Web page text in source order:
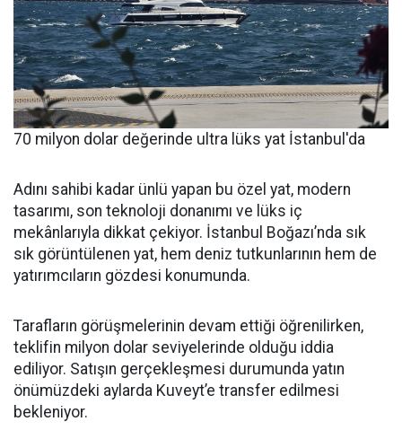
70 milyon dolar değerinde ultra lüks yat İstanbul'da
Adını sahibi kadar ünlü yapan bu özel yat, modern
tasarımı, son teknoloji donanımı ve lüks iç
mekânlarıyla dikkat çekiyor. İstanbul Boğazı’nda sık
sık görüntülenen yat, hem deniz tutkunlarının hem de
yatırımcıların gözdesi konumunda.
Tarafların görüşmelerinin devam ettiği öğrenilirken,
teklifin milyon dolar seviyelerinde olduğu iddia
ediliyor. Satışın gerçekleşmesi durumunda yatın
önümüzdeki aylarda Kuveyt’e transfer edilmesi
bekleniyor.